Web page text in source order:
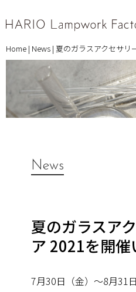
Home | News | 夏のガラスアクセサリ
News
夏のガラスア
ア 2021を開催
7月30日（金）～8月31